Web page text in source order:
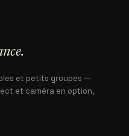
et petits groupes —
et caméra en option,